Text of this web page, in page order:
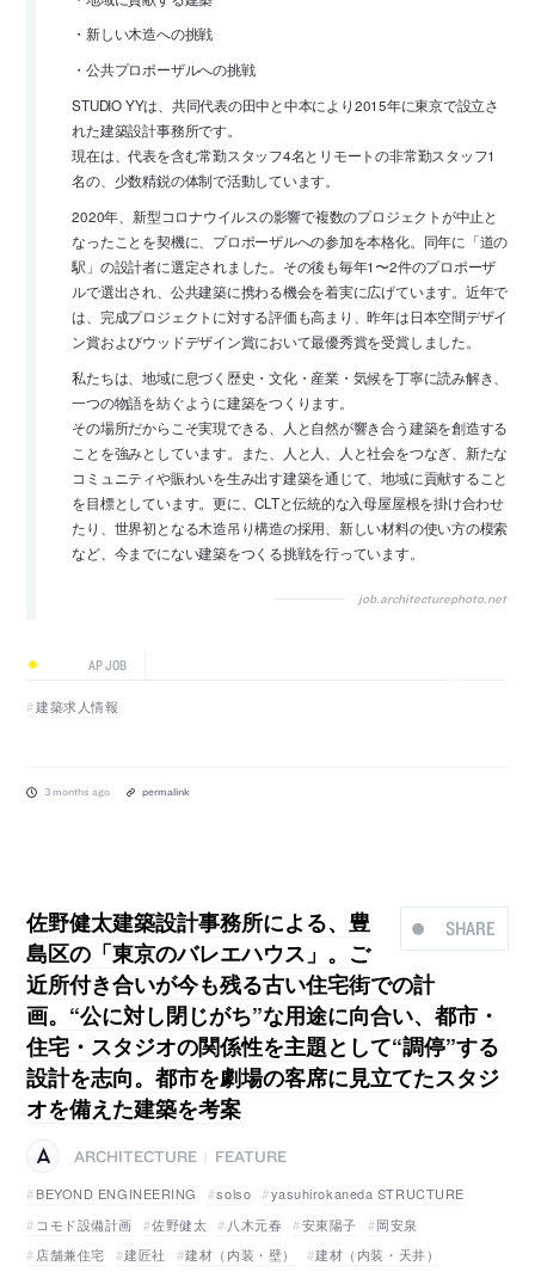
・新しい木造への挑戦
・公共プロポーザルへの挑戦
STUDIO YYは、共同代表の田中と中本により2015年に東京で設立さ
れた建築設計事務所です。
現在は、代表を含む常勤スタッフ4名とリモートの非常勤スタッフ1
名の、少数精鋭の体制で活動しています。
2020年、新型コロナウイルスの影響で複数のプロジェクトが中止と
なったことを契機に、プロポーザルへの参加を本格化。同年に「道の
駅」の設計者に選定されました。その後も毎年1〜2件のプロポーザ
ルで選出され、公共建築に携わる機会を着実に広げています。近年で
は、完成プロジェクトに対する評価も高まり、昨年は日本空間デザイ
ン賞およびウッドデザイン賞において最優秀賞を受賞しました。
私たちは、地域に息づく歴史・文化・産業・気候を丁寧に読み解き、
一つの物語を紡ぐように建築をつくります。
その場所だからこそ実現できる、人と自然が響き合う建築を創造する
ことを強みとしています。また、人と人、人と社会をつなぎ、新たな
コミュニティや賑わいを生み出す建築を通じて、地域に貢献すること
を目標としています。更に、CLTと伝統的な入母屋屋根を掛け合わせ
たり、世界初となる木造吊り構造の採用、新しい材料の使い方の模索
など、今までにない建築をつくる挑戦を行っています。
job.architecturephoto.net
AP JOB
建築求人情報
3 months ago permalink
SHARE
佐野健太建築設計事務所による、豊
島区の「東京のバレエハウス」。ご
近所付き合いが今も残る古い住宅街での計
画。“公に対し閉じがち”な用途に向合い、都市・
住宅・スタジオの関係性を主題として“調停”する
設計を志向。都市を劇場の客席に見立てたスタジ
オを備えた建築を考案
ARCHITECTURE
FEATURE
BEYOND ENGINEERING
solso
yasuhirokaneda STRUCTURE
コモド設備計画
佐野健太 八木元春 安東陽子
岡安泉
店舗兼住宅
建匠社 建材（内装・壁）
建材（内装・天井）